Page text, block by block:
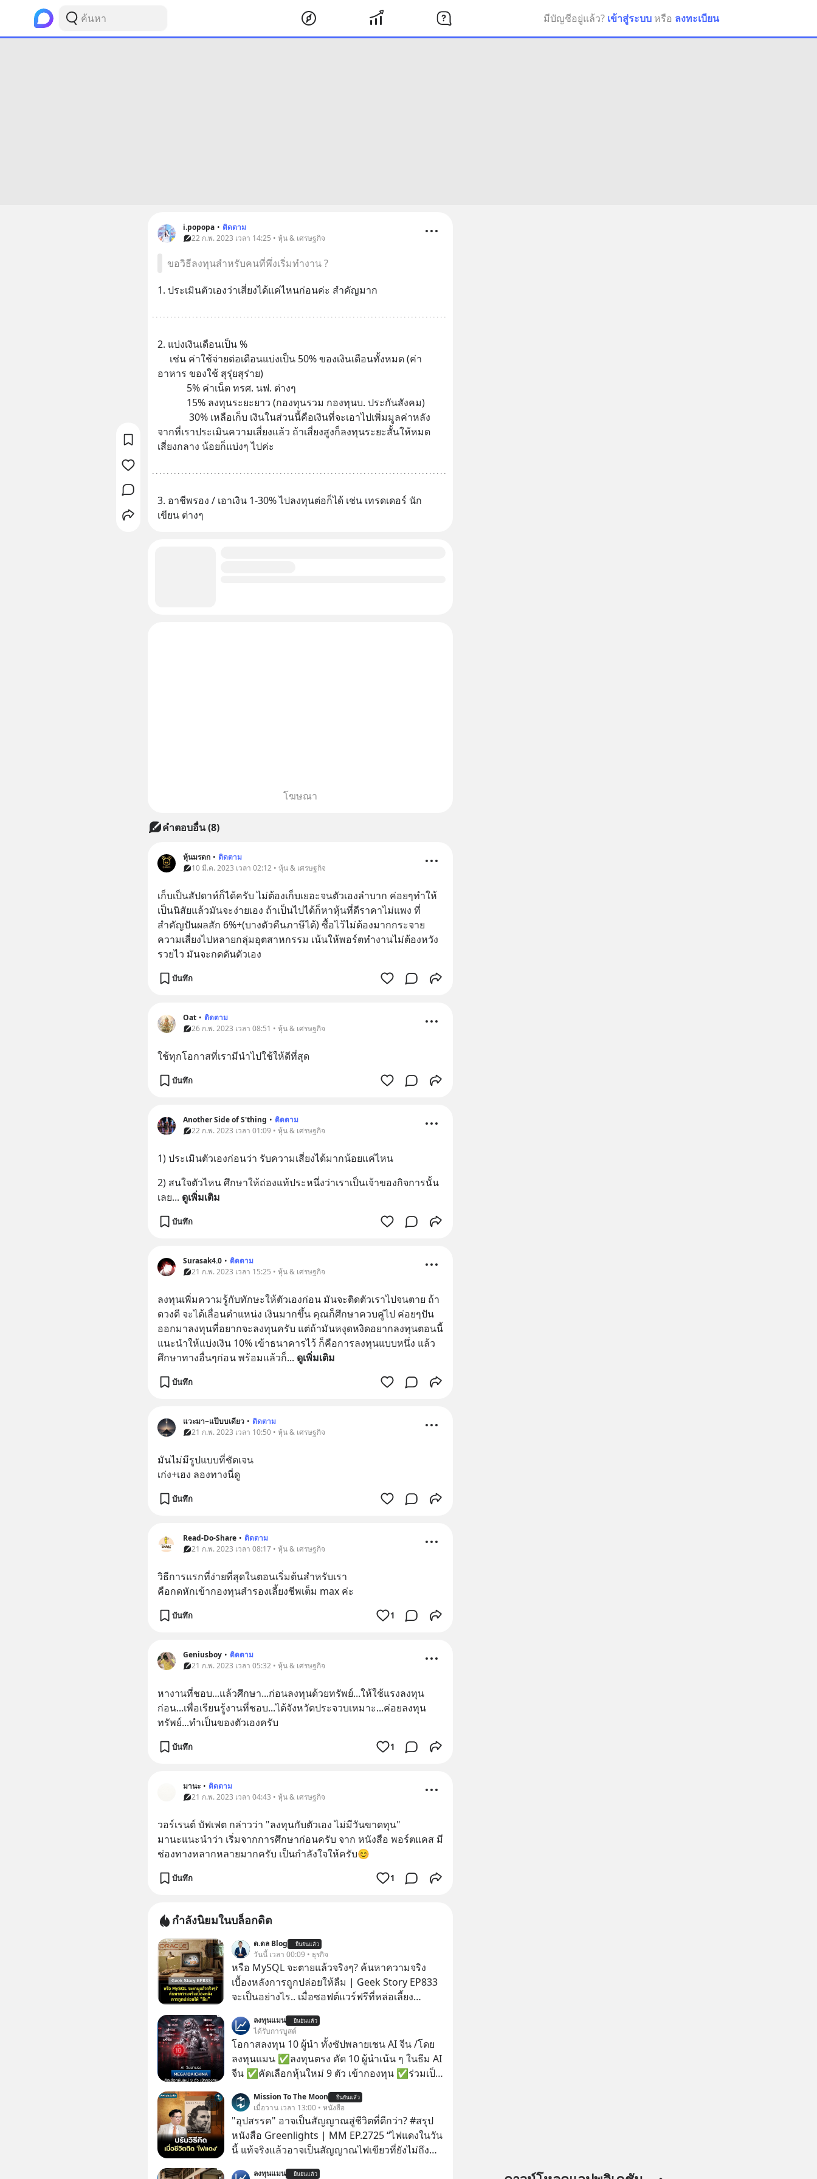
มีบัญชีอยู่แล้ว? เข้าสู่ระบบ หรือ ลงทะเบียน
i.popopa • ติดตาม
22 ก.พ. 2023 เวลา 14:25 • หุ้น & เศรษฐกิจ
ขอวิธีลงทุนสำหรับคนที่พึ่งเริ่มทำงาน ?
1. ประเมินตัวเองว่าเสี่ยงได้แค่ไหนก่อนค่ะ สำคัญมาก
2. แบ่งเงินเดือนเป็น %
อาหาร ของใช้ สุรุ่ยสุร่าย)
            5% ค่าเน็ต ทรศ. นฟ. ต่างๆ
            15% ลงทุนระยะยาว (กองทุนรวม กองทุนบ. ประกันสังคม)
จากที่เราประเมินความเสี่ยงแล้ว ถ้าเสี่ยงสูงก็ลงทุนระยะสั้นให้หมด
เสี่ยงกลาง น้อยก็แบ่งๆ ไปค่ะ
3. อาชีพรอง / เอาเงิน 1-30% ไปลงทุนต่อก็ได้ เช่น เทรดเดอร์ นัก
เขียน ต่างๆ
โฆษณา
คำตอบอื่น(8)
หุ้นมรดก • ติดตาม
10 มี.ค. 2023 เวลา 02:12 • หุ้น & เศรษฐกิจ
เก็บเป็นสัปดาห์ก็ได้ครับ​ ไม่ต้องเก็บเยอะจนตัวเองลำบาก​ ค่อยๆทำให้
เป็นนิสัยแล้วมันจะง่ายเอง ถ้าเป็นไปได้ก็หาหุ้นที่ดีราคาไม่​แพง​ ที่
สำคัญปันผลสัก​ 6%+(บางตัวคืนภาษีได้)​ ซื้อไว้ไม่ต้องมากกระจาย
ความเสี่ยงไปหลายกลุ่มอุตสาหกรรม​ เน้นให้พอร์ตทำงานไม่ต้องหวัง
รวยไว​ มันจะกดดันตัวเอง
บันทึก
Oat • ติดตาม
26 ก.พ. 2023 เวลา 08:51 • หุ้น & เศรษฐกิจ
ใช้ทุกโอกาสที่เรามีนำไปใช้ให้ดีที่สุด
บันทึก
Another Side of S'thing • ติดตาม
22 ก.พ. 2023 เวลา 01:09 • หุ้น & เศรษฐกิจ
1) ประเมินตัวเองก่อนว่า รับความเสี่ยงได้มากน้อยแค่ไหน
2) สนใจตัวไหน ศึกษาให้ถ่องแท้ประหนึ่งว่าเราเป็นเจ้าของกิจการนั้น
เลย... ดูเพิ่มเติม
บันทึก
Surasak4.0 • ติดตาม
21 ก.พ. 2023 เวลา 15:25 • หุ้น & เศรษฐกิจ
ลงทุนเพิ่มความรู้กับทักษะให้ตัวเองก่อน มันจะติดตัวเราไปจนตาย ถ้า
ดวงดี จะได้เลื่อนตำแหน่ง เงินมากขึ้น คุณก็ศึกษาควบคู่ไป ค่อยๆปัน
ออกมาลงทุนที่อยากจะลงทุนครับ แต่ถ้ามันหงุดหงิดอยากลงทุนตอนนี้
แนะนำให้แบ่งเงิน 10% เข้าธนาคารไว้ ก็คือการลงทุนแบบหนึ่ง แล้ว
ศึกษาทางอื่นๆก่อน พร้อมแล้วก็... ดูเพิ่มเติม
บันทึก
แวะมา~แป๊บบเดียว • ติดตาม
21 ก.พ. 2023 เวลา 10:50 • หุ้น & เศรษฐกิจ
มันไม่มีรูปแบบที่ชัดเจน
เก่ง+เฮง ลองทางนี่ดู
บันทึก
Read-Do-Share • ติดตาม
21 ก.พ. 2023 เวลา 08:17 • หุ้น & เศรษฐกิจ
วิธีการแรกที่ง่ายที่สุดในตอนเริ่มต้นสำหรับเรา
คือกดหักเข้ากองทุนสำรองเลี้ยงชีพเต็ม max ค่ะ
บันทึก 1
Geniusboy • ติดตาม
21 ก.พ. 2023 เวลา 05:32 • หุ้น & เศรษฐกิจ
หางานที่ชอบ...แล้วศึกษา...ก่อนลงทุนด้วยทรัพย์...ให้ใช้แรงลงทุน
ก่อน...เพื่อเรียนรู้งานที่ชอบ...ได้จังหวัดประจวบเหมาะ...ค่อยลงทุน
ทรัพย์...ทำเป็นของตัวเองครับ
บันทึก 1
มานะ • ติดตาม
21 ก.พ. 2023 เวลา 04:43 • หุ้น & เศรษฐกิจ
วอร์เรนต์ บัฟเฟต กล่าวว่า "ลงทุนกับตัวเอง ไม่มีวันขาดทุน"
มานะแนะนำว่า เริ่มจากการศึกษาก่อนครับ จาก หนังสือ พอร์ตแคส มี
ช่องทางหลากหลายมากครับ เป็นกำลังใจให้ครับ😊
บันทึก 1
กำลังนิยมในบล็อกดิต
ด.ดล Blog ยืนยันแล้ว
วันนี้ เวลา 00:09 • ธุรกิจ
หรือ MySQL จะตายแล้วจริงๆ? ค้นหาความจริง
เบื้องหลังการถูกปล่อยให้ลืม | Geek Story EP833
จะเป็นอย่างไร.. เมื่อซอฟต์แวร์ฟรีที่หล่อเลี้ยง
กิจการไป? นี่คือเรื่องจริงของ MySQL ฐานข้อมูล
ระดับตำนานที่โปรแกรมเมอร์คนหนึ่งใช้เวลา 27 ปี
ปลุกปั้นและตั้งชื่อตามลูกสาวของตัวเอง เมื่อรู้ว่าผล
งานชิ้นเอกกำลังจะตกไปอยู่ในมือของอาณาจักรที่
จ้องจะทำลายมัน เขาถึงขั้นต้องเขียนจดหมายเปิด
ผนึกขอร้องคนทั้งอินเทอร์เน็ตให้ช่วยหยุดยั้งดีลนี้!
เกิดอะไรขึ้นหลังจากการควบรวมกิจการครั้ง
ประวัติศาสตร์? ยักษ์ใหญ่ตั้งใจซื้อไปพัฒนาต่อ หรือ
แค่ซื้อไป “ฆ่า” ให้พ้นทางกันแน่? และทำไมจุดจบ
ของเรื่องนี้ ถึงเป็นการฆาตกรรมแบบสโลว์โมชันที่
ไม่มีแม้แต่ศพให้เห็น? เลือกฟังกันได้เลยนะครับ อย่า
ลงทุนแมน ยืนยันแล้ว
ได้รับการบูสต์
โอกาสลงทุน 10 ผู้นำ ทั้งซัปพลายเชน AI จีน /โดย
ลงทุนแมน ✅ลงทุนตรง คัด 10 ผู้นำเน้น ๆ ในธีม AI
จีน ✅คัดเลือกหุ้นใหม่ 9 ตัว เข้ากองทุน ✅ร่วมเป็น
ความจำ โมเดล AI ยันหุ่นยนต์ ✅ได้การรับยกเว้น
ภาษี Capital Gain ตามกฎหมายภาษีของ
ประเทศไทย
Mission To The Moon ยืนยันแล้ว
เมื่อวาน เวลา 13:00 • หนังสือ
"อุปสรรค" อาจเป็นสัญญาณสู่ชีวิตที่ดีกว่า? #สรุป
หนังสือ Greenlights | MM EP.2725 “ไฟแดงในวัน
นี้ แท้จริงแล้วอาจเป็นสัญญาณไฟเขียวที่ยังไม่ถึง
ลงทุนแมน ยืนยันแล้ว